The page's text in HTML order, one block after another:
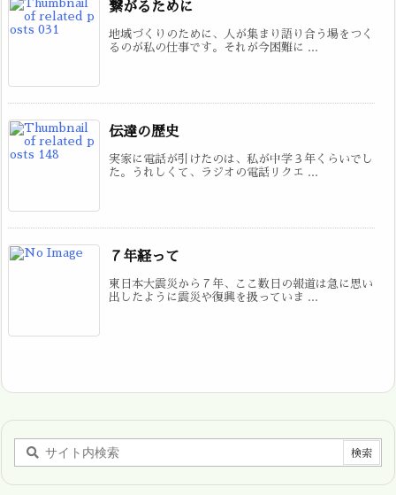
繋がるために
地域づくりのために、人が集まり語り合う場をつく
るのが私の仕事です。それが今困難に ...
伝達の歴史
実家に電話が引けたのは、私が中学３年くらいでし
た。うれしくて、ラジオの電話リクエ ...
７年経って
東日本大震災から７年、ここ数日の報道は急に思い
出したように震災や復興を扱っていま ...